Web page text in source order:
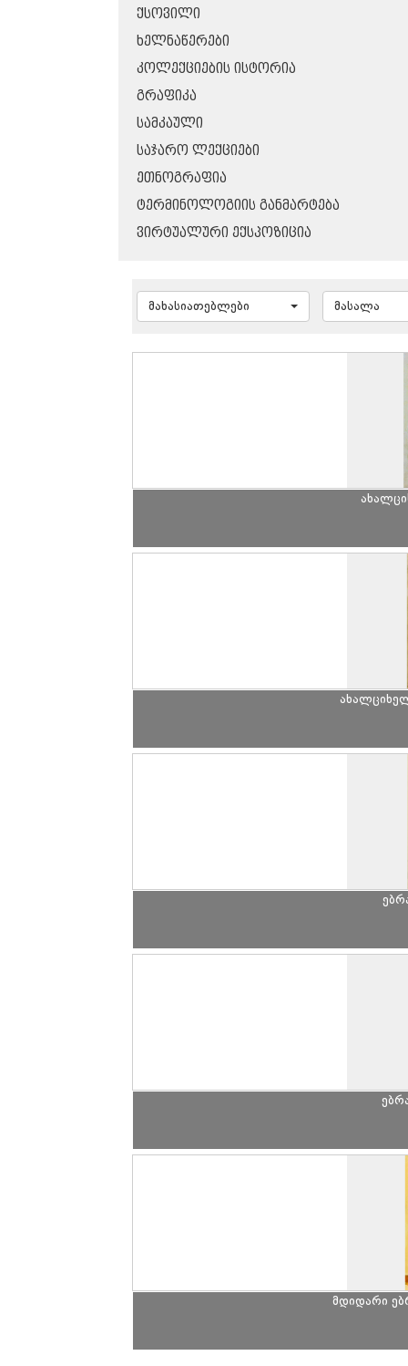
ᲥᲡᲝᲕᲘᲚᲘ
ᲮᲔᲚᲜᲐᲬᲔᲠᲔᲑᲘ
ᲙᲝᲚᲔᲥᲪᲘᲔᲑᲘᲡ ᲘᲡᲢᲝᲠᲘᲐ
ᲒᲠᲐᲤᲘᲙᲐ
ᲡᲐᲛᲙᲐᲣᲚᲘ
ᲡᲐᲯᲐᲠᲝ ᲚᲔᲥᲪᲘᲔᲑᲘ
ᲔᲗᲜᲝᲒᲠᲐᲤᲘᲐ
ᲢᲔᲠᲛᲘᲜᲝᲚᲝᲒᲘᲘᲡ ᲒᲐᲜᲛᲐᲠᲢᲔᲑᲐ
ᲕᲘᲠᲢᲣᲐᲚᲣᲠᲘ ᲔᲥᲡᲞᲝᲖᲘᲪᲘᲐ
მახასიათებლები მასალა
მდიდარი